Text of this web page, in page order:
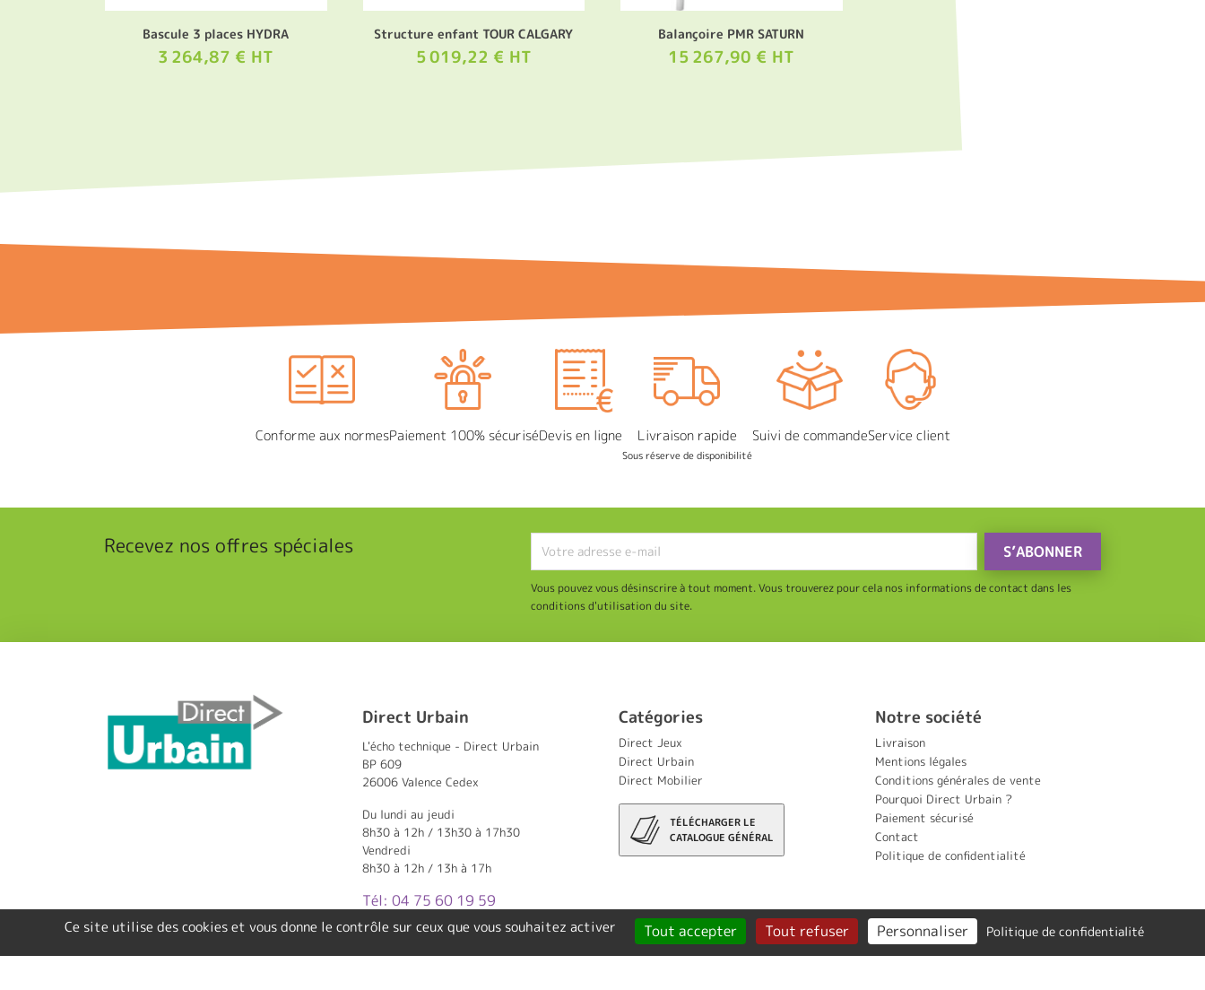
Bascule 3 places HYDRA
3 264,87 € HT
Structure enfant TOUR CALGARY
5 019,22 € HT
Balançoire PMR SATURN
15 267,90 € HT
Conforme aux normesPaiement 100% sécuriséDevis en ligne Livraison rapide
Sous réserve de disponibilité
Suivi de commandeService client
Recevez nos offres spéciales
Vous pouvez vous désinscrire à tout moment. Vous trouverez pour cela nos informations de contact dans les
conditions d'utilisation du site.
Direct Urbain
L'écho technique - Direct Urbain
BP 609
26006 Valence Cedex
Du lundi au jeudi
8h30 à 12h / 13h30 à 17h30
Vendredi
8h30 à 12h / 13h à 17h
Tél: 04 75 60 19 59
Catégories
Direct Jeux
Direct Urbain
Direct Mobilier
TÉLÉCHARGER LE
CATALOGUE GÉNÉRAL
Notre société
Livraison
Mentions légales
Conditions générales de vente
Pourquoi Direct Urbain ?
Paiement sécurisé
Contact
Politique de confidentialité
Création Tout Simplement Digital
Ce site utilise des cookies et vous donne le contrôle sur ceux que vous souhaitez activer Tout accepter Tout refuser Personnaliser Politique de confidentialité